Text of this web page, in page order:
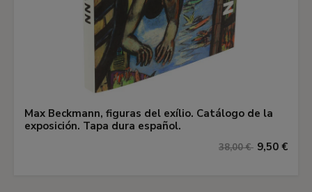
Max Beckmann, figuras del exílio. Catálogo de la
exposición. Tapa dura español.
38,00 € 9,50 €